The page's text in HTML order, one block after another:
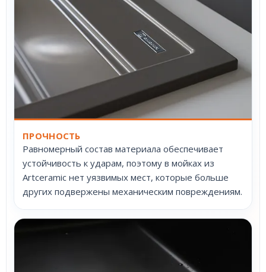
ПРОЧНОСТЬ
Равномерный состав материала обеспечивает
устойчивость к ударам, поэтому в мойках из
Artceramic нет уязвимых мест, которые больше
других подвержены механическим повреждениям.